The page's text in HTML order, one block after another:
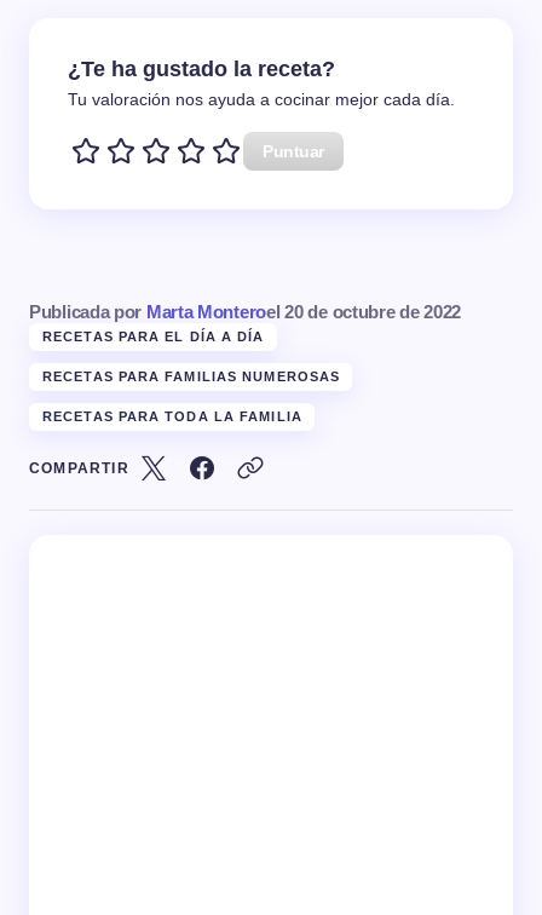
¿Te ha gustado la receta?
Tu valoración nos ayuda a cocinar mejor cada día.
Puntuar
Publicada por Marta Monteroel 20 de octubre de 2022
RECETAS PARA EL DÍA A DÍA
RECETAS PARA FAMILIAS NUMEROSAS
RECETAS PARA TODA LA FAMILIA
COMPARTIR